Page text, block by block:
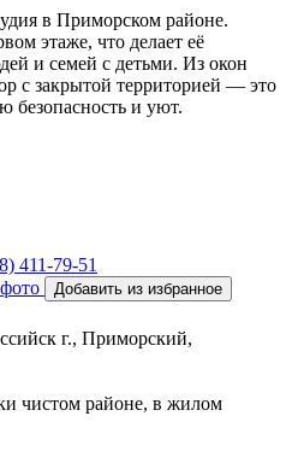
в Приморском районе.
этаже, что делает её
и семей с детьми. Из окон
с закрытой территорией — это
безопасность и уют.
411-79-51
Добавить из избранное
г., Приморский,
чистом районе, в жилом